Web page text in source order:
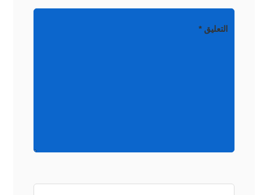
التعليق*